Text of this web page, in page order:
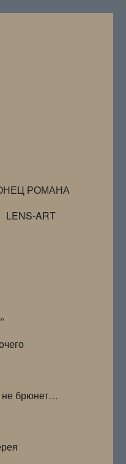
РОМАНА
LENS-ART
брюнет…